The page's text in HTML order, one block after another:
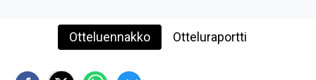
Otteluennakko Otteluraportti